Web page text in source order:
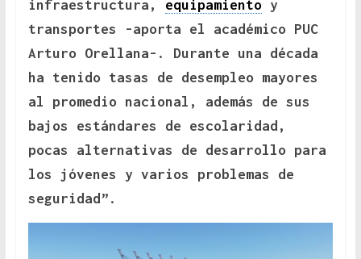
infraestructura, equipamientoy
transportes -aporta el académico PUC
Arturo Orellana-. Durante una década
ha tenido tasas de desempleo mayores
al promedio nacional, además de sus
bajos estándares de escolaridad,
pocas alternativas de desarrollo para
los jóvenes y varios problemas de
seguridad”.